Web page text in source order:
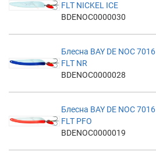
FLT NICKEL ICE
BDENOC0000030
Блесна BAY DE NOC 7016
FLT NR
BDENOC0000028
Блесна BAY DE NOC 7016
FLT PFO
BDENOC0000019